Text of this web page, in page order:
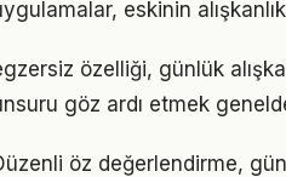
eskinin
özelliği, günlük
göz ardı etmek
öz değerlendirme,